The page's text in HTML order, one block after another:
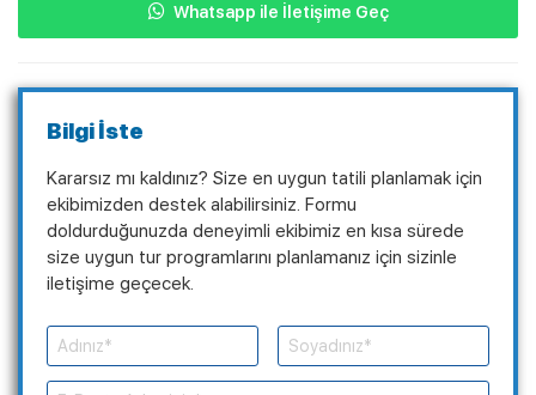
Whatsapp ile İletişime Geç
Bilgi İste
Kararsız mı kaldınız? Size en uygun tatili planlamak için
ekibimizden destek alabilirsiniz. Formu
doldurduğunuzda deneyimli ekibimiz en kısa sürede
size uygun tur programlarını planlamanız için sizinle
iletişime geçecek.